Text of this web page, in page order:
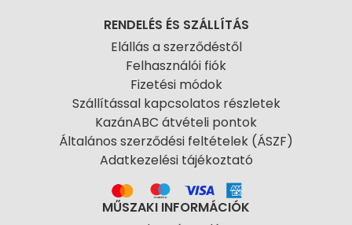
RENDELÉS ÉS SZÁLLÍTÁS
Elállás a szerződéstől
Felhasználói fiók
Fizetési módok
Szállítással kapcsolatos részletek
KazánABC átvételi pontok
Általános szerződési feltételek (ÁSZF)
Adatkezelési tájékoztató
MŰSZAKI INFORMÁCIÓK